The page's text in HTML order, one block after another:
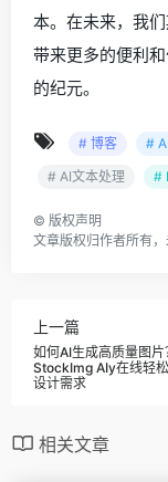
本。在未来，我
带来更多的便利
的纪元。
# 博客 #
# AI文本处理
#
© 版权声明
文章版权归作者所有，
上一篇
如何AI生成高质量图片
StockImg AIy在线轻
设计需求
相关文章